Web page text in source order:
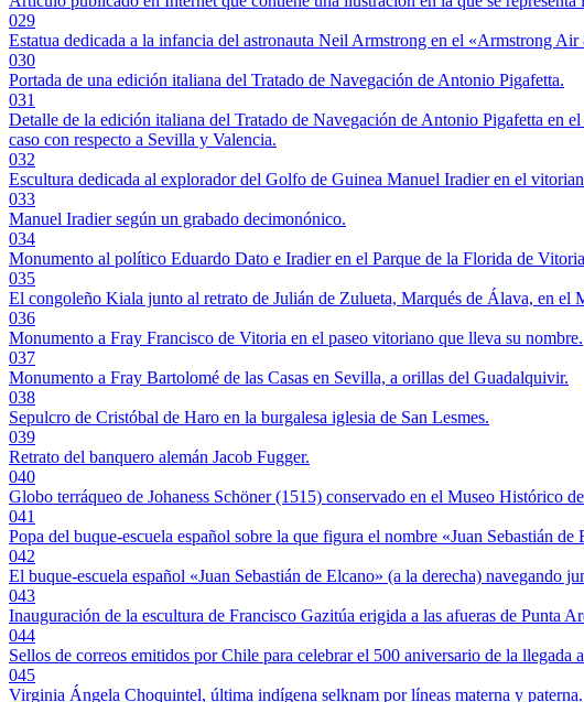
029
Estatua dedicada a la infancia del astronauta Neil Armstrong en el «Armstrong
030
Portada de una edición italiana del Tratado de Navegación de Antonio Pigafetta.
031
Detalle de la edición italiana del Tratado de Navegación de Antonio Pigafetta en
caso con respecto a Sevilla y Valencia.
032
Escultura dedicada al explorador del Golfo de Guinea Manuel Iradier en el
033
Manuel Iradier según un grabado decimonónico.
034
Monumento al político Eduardo Dato e Iradier en el Parque de la Florida de
035
El congoleño Kiala junto al retrato de Julián de Zulueta, Marqués de Álava, en el
036
Monumento a Fray Francisco de Vitoria en el paseo vitoriano que lleva su nombre.
037
Monumento a Fray Bartolomé de las Casas en Sevilla, a orillas del Guadalquivir.
038
Sepulcro de Cristóbal de Haro en la burgalesa iglesia de San Lesmes.
039
Retrato del banquero alemán Jacob Fugger.
040
Globo terráqueo de Johaness Schöner (1515) conservado en el Museo Histórico
041
Popa del buque-escuela español sobre la que figura el nombre «Juan Sebastián de
042
El buque-escuela español «Juan Sebastián de Elcano» (a la derecha) navegando
043
Inauguración de la escultura de Francisco Gazitúa erigida a las afueras de Punta
044
Sellos de correos emitidos por Chile para celebrar el 500 aniversario de la llegada
045
Virginia Ángela Choquintel, última indígena selknam por líneas materna y paterna.